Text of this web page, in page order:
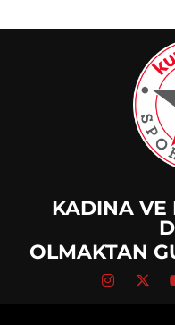
KADINA VE
OLMAKTAN